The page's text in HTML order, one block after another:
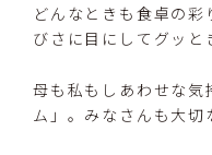
どんなときも食卓の
びさに目にしてグッと
母も私もしあわせな気
ム」。みなさんも大